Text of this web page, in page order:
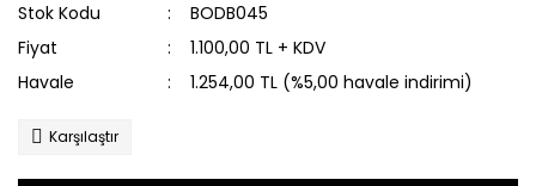
Stok Kodu
BODB045
Fiyat
1.100,00 TL + KDV
Havale
1.254,00 TL (%5,00 havale indirimi)
Karşılaştır